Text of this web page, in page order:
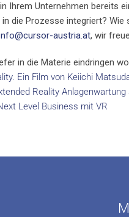
Ihrem Unternehmen bereits
die Prozesse integriert? Wie
austria.at, wir
in die Materie eindringen
Ein Film von Keiichi
Reality
Level Business mit VR